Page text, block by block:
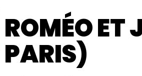
ROMÉO ET
PARIS)